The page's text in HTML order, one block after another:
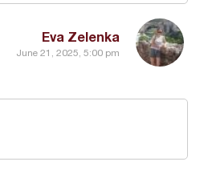
Eva Zelenka
June 21, 2025, 5:00 pm